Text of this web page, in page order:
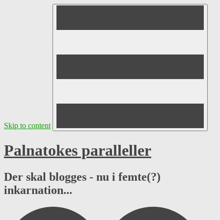
Skip to content
Palnatokes paralleller
Der skal blogges - nu i femte(?)
inkarnation...